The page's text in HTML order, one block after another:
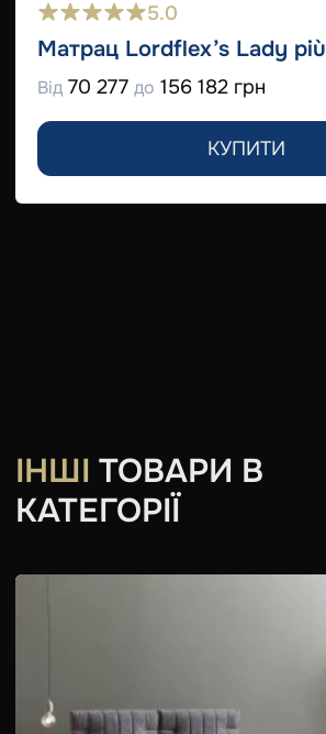
5.0
Матрац Lordflex’s Lady più
Від 70 277 до 156 182 грн
КУПИТИ
ІНШІ ТОВАРИ В
КАТЕГОРІЇ